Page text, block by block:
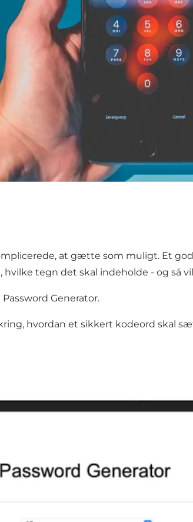
at gætte som muligt. Et
hvilke tegn det skal indeholde - og
Generator.
hvordan et sikkert kodeord skal